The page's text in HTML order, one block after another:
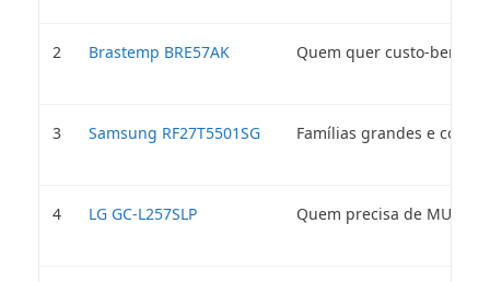
2 Brastemp BRE57AK Quem quer custo-
3 Samsung RF27T5501SG Famílias grandes e
4 LG GC-L257SLP Quem precisa de MUITO